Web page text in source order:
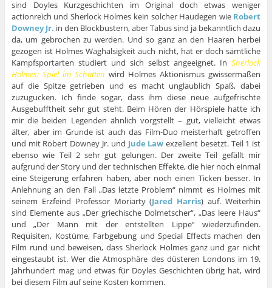
sind Doyles Kurzgeschichten im Original doch etwas weniger
actionreich und Sherlock Holmes kein solcher Haudegen wie Robert
Downey Jr. in den Blockbustern, aber Tabus sind ja bekanntlich dazu
da, um gebrochen zu werden. Und so ganz an den Haaren herbei
gezogen ist Holmes Waghalsigkeit auch nicht, hat er doch sämtliche
Kampfsportarten studiert und sich selbst angeeignet. InSherlock
Holmes: Spiel im Schatten wird Holmes Aktionismus gwissermaßen
auf die Spitze getrieben und es macht unglaublich Spaß, dabei
zuzugucken. Ich finde sogar, dass ihm diese neue aufgefrischte
Ausgebufftheit sehr gut steht. Beim Hören der Hörspiele hatte ich
mir die beiden Legenden ähnlich vorgstellt – gut, vielleicht etwas
älter, aber im Grunde ist auch das Film-Duo meisterhaft getroffen
und mit Robert Downey Jr. und Jude Lawexzellent besetzt. Teil 1 ist
ebenso wie Teil 2 sehr gut gelungen. Der zweite Teil gefällt mir
aufgrund der Story und der technischen Effekte, die hier noch einmal
eine Steigerung erfahren haben, aber noch einen Ticken besser. In
Anlehnung an den Fall „Das letzte Problem“ nimmt es Holmes mit
seinem Erzfeind Professor Moriarty (Jared Harris) auf. Weiterhin
sind Elemente aus „Der griechische Dolmetscher“, „Das leere Haus“
und „Der Mann mit der entstellten Lippe“ wiederzufinden.
Requisiten, Kostüme, Farbgebung und Special Effects machen den
Film rund und beweisen, dass Sherlock Holmes ganz und gar nicht
eingestaubt ist. Wer die Atmosphäre des düsteren Londons im 19.
Jahrhundert mag und etwas für Doyles Geschichten übrig hat, wird
bei diesem Film auf seine Kosten kommen.